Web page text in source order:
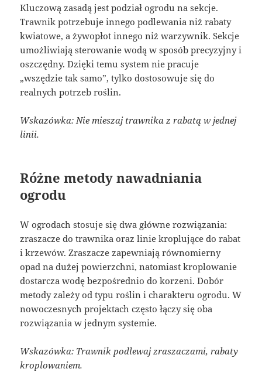
Kluczową zasadą jest podział ogrodu na sekcje.
Trawnik potrzebuje innego podlewania niż rabaty
kwiatowe, a żywopłot innego niż warzywnik. Sekcje
umożliwiają sterowanie wodą w sposób precyzyjny i
oszczędny. Dzięki temu system nie pracuje
„wszędzie tak samo”, tylko dostosowuje się do
realnych potrzeb roślin.
Wskazówka: Nie mieszaj trawnika z rabatą w jednej
linii.
Różne metody nawadniania
ogrodu
W ogrodach stosuje się dwa główne rozwiązania:
zraszacze do trawnika oraz linie kroplujące do rabat
i krzewów. Zraszacze zapewniają równomierny
opad na dużej powierzchni, natomiast kroplowanie
dostarcza wodę bezpośrednio do korzeni. Dobór
metody zależy od typu roślin i charakteru ogrodu. W
nowoczesnych projektach często łączy się oba
rozwiązania w jednym systemie.
Wskazówka: Trawnik podlewaj zraszaczami, rabaty
kroplowaniem.